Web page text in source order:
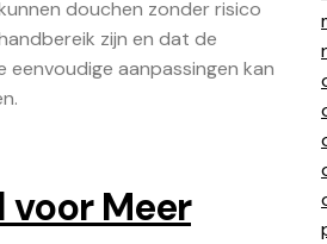
douchen zonder risico
zijn en dat de
aanpassingen kan
voor Meer